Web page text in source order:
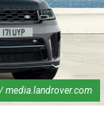
media.landrover.com